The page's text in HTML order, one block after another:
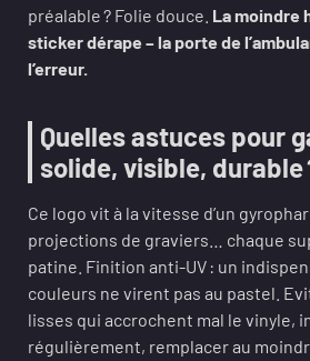
préalable ? Folie douce. La moindre
sticker dérape – la porte de
l’erreur.
Quelles astuces pour
solide, visible, durable
Ce logo vit à la vitesse d’un
projections de graviers… chaque
patine. Finition anti-UV : un
couleurs ne virent pas au pastel.
lisses qui accrochent mal le vinyle,
régulièrement, remplacer au